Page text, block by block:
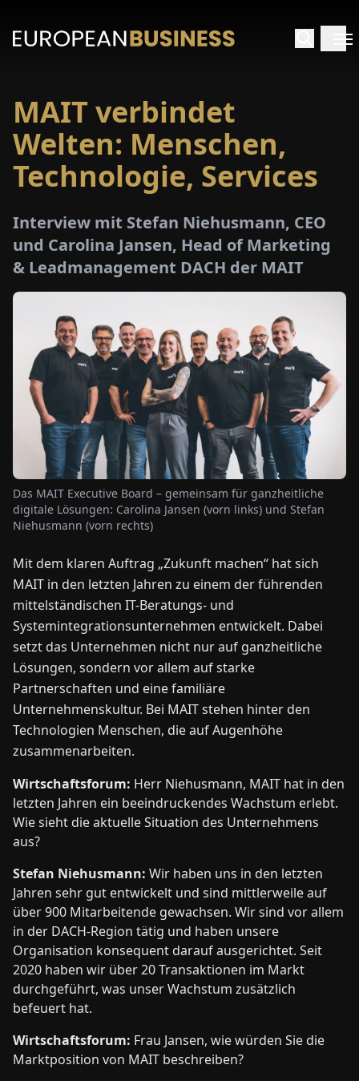
NEWS
ENDEFRESITNLPLHU
KONTAKT
ZU
UNS
MAIT verbindet
Welten: Menschen,
Technologie, Services
Interview mit Stefan Niehusmann, CEO
und Carolina Jansen, Head of Marketing
& Leadmanagement DACH der MAIT
Das MAIT Executive Board – gemeinsam für ganzheitliche
digitale Lösungen: Carolina Jansen (vorn links) und Stefan
Niehusmann (vorn rechts)
Mit dem klaren Auftrag „Zukunft machen“ hat sich
MAIT in den letzten Jahren zu einem der führenden
mittelständischen IT-Beratungs- und
Systemintegrationsunternehmen entwickelt. Dabei
setzt das Unternehmen nicht nur auf ganzheitliche
Lösungen, sondern vor allem auf starke
Partnerschaften und eine familiäre
Unternehmenskultur. Bei MAIT stehen hinter den
Technologien Menschen, die auf Augenhöhe
zusammenarbeiten.
Wirtschaftsforum: Herr Niehusmann, MAIT hat in den
letzten Jahren ein beeindruckendes Wachstum erlebt.
Wie sieht die aktuelle Situation des Unternehmens
aus?
Stefan Niehusmann: Wir haben uns in den letzten
Jahren sehr gut entwickelt und sind mittlerweile auf
über 900 Mitarbeitende gewachsen. Wir sind vor allem
in der DACH-Region tätig und haben unsere
Organisation konsequent darauf ausgerichtet. Seit
2020 haben wir über 20 Transaktionen im Markt
durchgeführt, was unser Wachstum zusätzlich
befeuert hat.
Wirtschaftsforum: Frau Jansen, wie würden Sie die
Marktposition von MAIT beschreiben?